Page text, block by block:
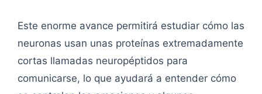
Este enorme avance permitirá estudiar cómo las
neuronas usan unas proteínas extremadamente
cortas llamadas neuropéptidos para
comunicarse, lo que ayudará a entender cómo